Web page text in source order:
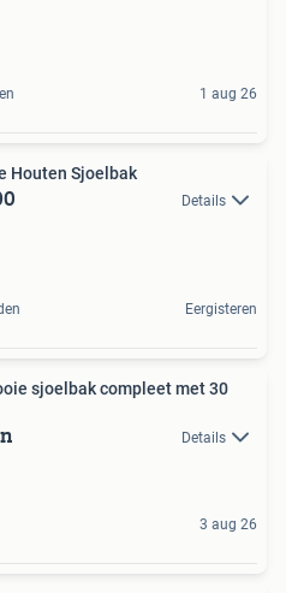
1 aug 26
Houten Sjoelbak
Details
Eergisteren
sjoelbak compleet met 30
Details
3 aug 26